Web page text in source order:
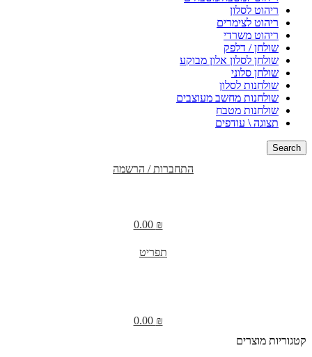
ריהוט לסלון
ריהוט לצימרים
ריהוט משרדי
שולחן / דלפק
שולחן לסלון אלון מבוקע
שולחן סלוני
שולחנות לסלון
שולחנות מחשב מעוצבים
שולחנות מטבח
תצוגה \ עודפים
Search
התחברות / הרשמה
0.00 ₪
תפריט
0.00 ₪
קטגוריות מוצרים